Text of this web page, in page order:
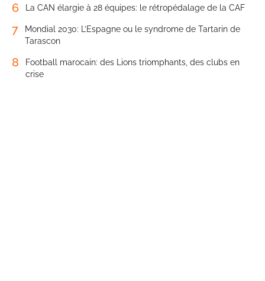
6 La CAN élargie à 28 équipes: le rétropédalage de la CAF
7
Mondial 2030: L’Espagne ou le syndrome de Tartarin de
Tarascon
8
Football marocain: des Lions triomphants, des clubs en
crise